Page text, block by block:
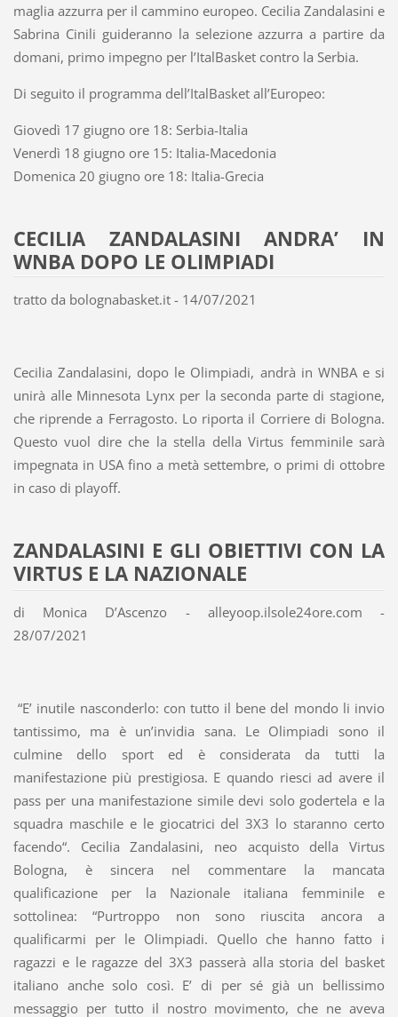
maglia azzurra per il cammino europeo. Cecilia Zandalasini e
Sabrina Cinili guideranno la selezione azzurra a partire da
domani, primo impegno per l’ItalBasket contro la Serbia.
Di seguito il programma dell’ItalBasket all’Europeo:
Giovedì 17 giugno ore 18: Serbia-Italia
Venerdì 18 giugno ore 15: Italia-Macedonia
Domenica 20 giugno ore 18: Italia-Grecia
CECILIA ZANDALASINI ANDRA’ IN
WNBA DOPO LE OLIMPIADI
tratto da bolognabasket.it - 14/07/2021
Cecilia Zandalasini, dopo le Olimpiadi, andrà in WNBA e si
unirà alle Minnesota Lynx per la seconda parte di stagione,
che riprende a Ferragosto. Lo riporta il Corriere di Bologna.
Questo vuol dire che la stella della Virtus femminile sarà
impegnata in USA fino a metà settembre, o primi di ottobre
in caso di playoff.
ZANDALASINI E GLI OBIETTIVI CON LA
VIRTUS E LA NAZIONALE
di Monica D’Ascenzo - alleyoop.ilsole24ore.com -
28/07/2021
“E’ inutile nasconderlo: con tutto il bene del mondo li invio
tantissimo, ma è un’invidia sana. Le Olimpiadi sono il
culmine dello sport ed è considerata da tutti la
manifestazione più prestigiosa. E quando riesci ad avere il
pass per una manifestazione simile devi solo godertela e la
squadra maschile e le giocatrici del 3X3 lo staranno certo
facendo“. Cecilia Zandalasini, neo acquisto della Virtus
Bologna, è sincera nel commentare la mancata
qualificazione per la Nazionale italiana femminile e
sottolinea: “Purtroppo non sono riuscita ancora a
qualificarmi per le Olimpiadi. Quello che hanno fatto i
ragazzi e le ragazze del 3X3 passerà alla storia del basket
italiano anche solo così. E’ di per sé già un bellissimo
messaggio per tutto il nostro movimento, che ne aveva